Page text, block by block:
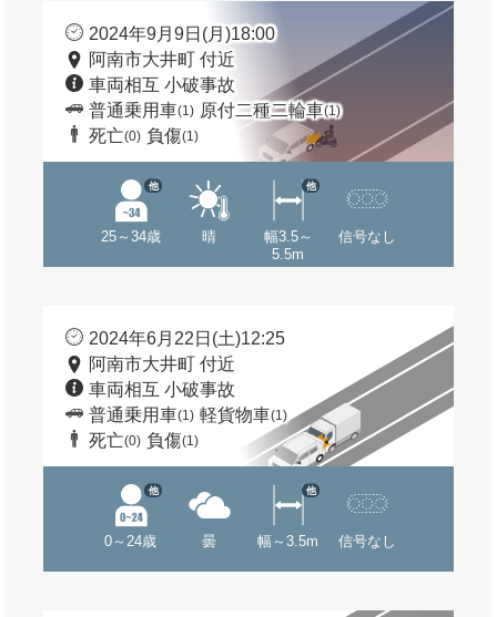
2024年9月9日(月)18:00
阿南市大井町 付近
車両相互 小破事故
普通乗用車(1) 原付二種二輪車(1)
死亡(0) 負傷(1)
25～34歳
他
晴
幅3.5～
5.5m
他
信号なし
2024年6月22日(土)12:25
阿南市大井町 付近
車両相互 小破事故
普通乗用車(1) 軽貨物車(1)
死亡(0) 負傷(1)
0～24歳
他
曇 幅～3.5m
他
信号なし